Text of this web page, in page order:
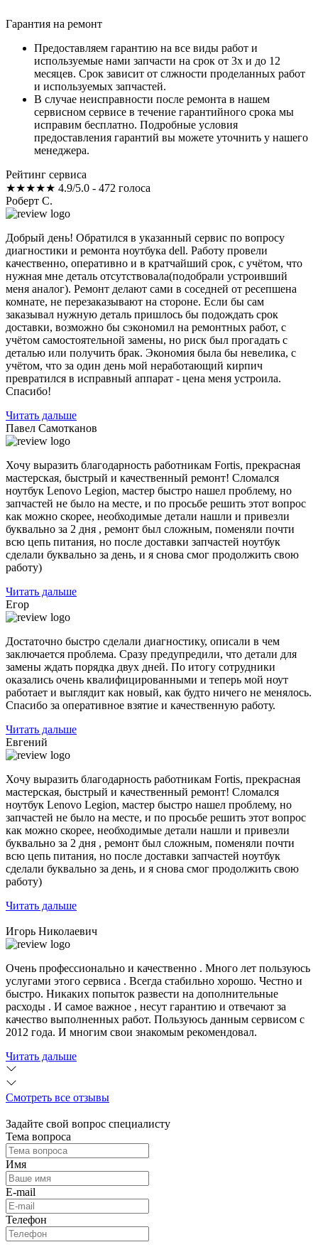
Гарантия на ремонт
Предоставляем гарантию на все виды работ и
используемые нами запчасти на срок от 3х и до 12
месяцев. Срок зависит от слжности проделанных работ
и используемых запчастей.
В случае неисправности после ремонта в нашем
сервисном сервисе в течение гарантийного срока мы
исправим бесплатно. Подробные условия
предоставления гарантий вы можете уточнить у нашего
менеджера.
Рейтинг сервиса
★★★★★ 4.9/5.0 - 472 голоса
Роберт С.
Добрый день! Обратился в указанный сервис по вопросу
диагностики и ремонта ноутбука dell. Работу провели
качественно, оперативно и в кратчайший срок, с учётом, что
нужная мне деталь отсутствовала(подобрали устроивший
меня аналог). Ремонт делают сами в соседней от ресепшена
комнате, не перезаказывают на стороне. Если бы сам
заказывал нужную деталь пришлось бы подождать срок
доставки, возможно бы сэкономил на ремонтных работ, с
учётом самостоятельной замены, но риск был прогадать с
деталью или получить брак. Экономия была бы невелика, с
учётом, что за один день мой неработающий кирпич
превратился в исправный аппарат - цена меня устроила.
Спасибо!
Читать дальше
Павел Самотканов
Хочу выразить благодарность работникам Fortis, прекрасная
мастерская, быстрый и качественный ремонт! Сломался
ноутбук Lenovo Legion, мастер быстро нашел проблему, но
запчастей не было на месте, и по просьбе решить этот вопрос
как можно скорее, необходимые детали нашли и привезли
буквально за 2 дня , ремонт был сложным, поменяли почти
всю цепь питания, но после доставки запчастей ноутбук
сделали буквально за день, и я снова смог продолжить свою
работу)
Читать дальше
Егор
Достаточно быстро сделали диагностику, описали в чем
заключается проблема. Сразу предупредили, что детали для
замены ждать порядка двух дней. По итогу сотрудники
оказались очень квалифицированными и теперь мой ноут
работает и выглядит как новый, как будто ничего не менялось.
Спасибо за оперативное взятие и качественную работу.
Читать дальше
Евгений
Хочу выразить благодарность работникам Fortis, прекрасная
мастерская, быстрый и качественный ремонт! Сломался
ноутбук Lenovo Legion, мастер быстро нашел проблему, но
запчастей не было на месте, и по просьбе решить этот вопрос
как можно скорее, необходимые детали нашли и привезли
буквально за 2 дня , ремонт был сложным, поменяли почти
всю цепь питания, но после доставки запчастей ноутбук
сделали буквально за день, и я снова смог продолжить свою
работу)
Читать дальше
Игорь Николаевич
Очень профессионально и качественно . Много лет пользуюсь
услугами этого сервиса . Всегда стабильно хорошо. Честно и
быстро. Никаких попыток развести на дополнительные
расходы . И самое важное , несут гарантию и отвечают за
качество выполненных работ. Пользуюсь данным сервисом с
2012 года. И многим свои знакомым рекомендовал.
Читать дальше
Смотреть все отзывы
Задайте свой вопрос специалисту
Тема вопроса
Имя
E-mail
Телефон